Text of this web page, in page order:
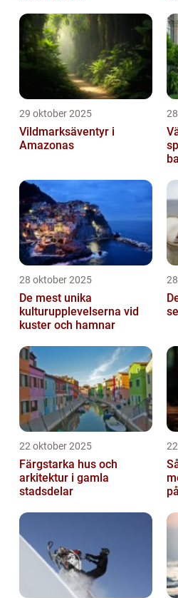
29 oktober 2025
Vildmarksäventyr i
Amazonas
28 oktober 2025
De mest unika
kulturupplevelserna vid
kuster och hamnar
22 oktober 2025
Färgstarka hus och
arkitektur i gamla
stadsdelar